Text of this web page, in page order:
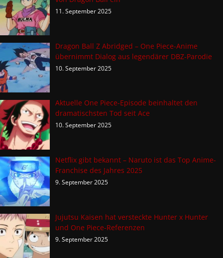
11. September 2025
Dragon Ball Z Abridged – One Piece-Anime
übernimmt Dialog aus legendärer DBZ-Parodie
10. September 2025
Aktuelle One Piece-Episode beinhaltet den
dramatischsten Tod seit Ace
10. September 2025
Netflix gibt bekannt – Naruto ist das Top Anime-
Franchise des Jahres 2025
9. September 2025
Jujutsu Kaisen hat versteckte Hunter x Hunter
und One Piece-Referenzen
9. September 2025